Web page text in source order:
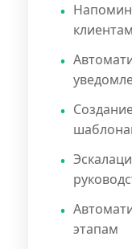
клиентам
этапам